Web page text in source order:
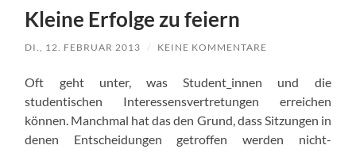
Kleine Erfolge zu feiern
DI., 12. FEBRUAR 2013 / KEINE KOMMENTARE
Oft geht unter, was Student_innen und die
studentischen Interessensvertretungen erreichen
können. Manchmal hat das den Grund, dass Sitzungen in
denen Entscheidungen getroffen werden nicht-